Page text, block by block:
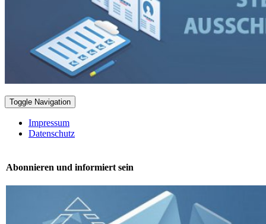
Toggle Navigation
Impressum
Datenschutz
Abonnieren und informiert sein